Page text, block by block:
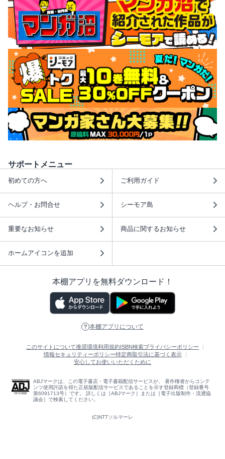
サポートメニュー
初めての方へ ご利用ガイド
ヘルプ・お問合せ シーモア島
重要なお知らせ 商品に関するお知らせ
ホームアイコンを追加
本棚アプリを無料ダウンロード！
本棚アプリについて
このサイトについて推奨環境利用規約 ISBN検索プライバシーポリシー
情報セキュリティーポリシー特定商取引法に基づく表示
安心してお使いいただくために
ABJマークは、この電子書店・電子書籍配信サービスが、 著作権者からコンテ
ンツ使用許諾を得た正規版配信サービスであることを示す登録商標（登録番号
第6091713号）です。 詳しくは［ABJマーク］または［電子出版制作・流通協
議会］で検索してください。
(C)NTTソルマーレ